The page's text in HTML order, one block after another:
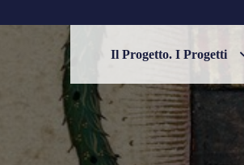
Il Progetto. I Progetti